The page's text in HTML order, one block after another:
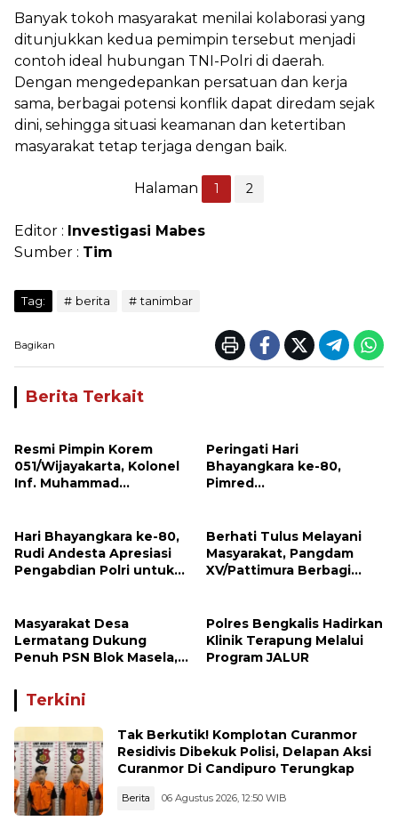
Banyak tokoh masyarakat menilai kolaborasi yang
ditunjukkan kedua pemimpin tersebut menjadi
contoh ideal hubungan TNI-Polri di daerah.
Dengan mengedepankan persatuan dan kerja
sama, berbagai potensi konflik dapat diredam sejak
dini, sehingga situasi keamanan dan ketertiban
masyarakat tetap terjaga dengan baik.
Halaman 1 2
Editor : Investigasi Mabes
Sumber : Tim
Tag: berita tanimbar
Bagikan
Berita Terkait
Resmi Pimpin Korem
051/Wijayakarta, Kolonel
Inf. Muhammad
Peringati Hari
Bhayangkara ke-80,
Pimred
Apresiasi dan Ucapan
Selamat kepada Kapolres
Sijunjung
Hari Bhayangkara ke-80,
Rudi Andesta Apresiasi
Pengabdian Polri untuk
Berhati Tulus Melayani
Masyarakat, Pangdam
XV/Pattimura Berbagi
Masyarakat Desa
Lermatang Dukung
Penuh PSN Blok Masela,
XV/Pattimura Terus Hadir
di Tengah Rakyat
Polres Bengkalis Hadirkan
Klinik Terapung Melalui
Program JALUR
Terkini
Tak Berkutik! Komplotan Curanmor
Residivis Dibekuk Polisi, Delapan Aksi
Curanmor Di Candipuro Terungkap
Berita 06 Agustus 2026, 12:50 WIB